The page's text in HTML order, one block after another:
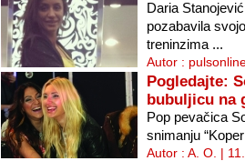
Daria
pozabavila
treninzima ...
Autor :
Pogledajte:
bubuljicu na
Pop pevačica
snimanju
Autor : A. O. |